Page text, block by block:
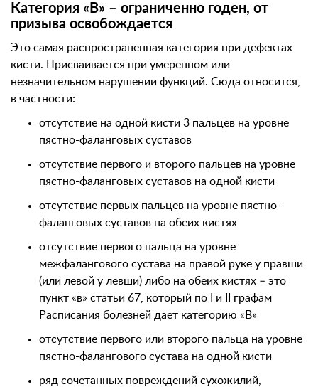
Категория «В» – ограниченно годен, от
призыва освобождается
Это самая распространенная категория при дефектах
кисти. Присваивается при умеренном или
незначительном нарушении функций. Сюда относится,
в частности:
отсутствие на одной кисти 3 пальцев на уровне
пястно-фаланговых суставов
отсутствие первого и второго пальцев на уровне
пястно-фаланговых суставов на одной кисти
отсутствие первых пальцев на уровне пястно-
фаланговых суставов на обеих кистях
отсутствие первого пальца на уровне
межфалангового сустава на правой руке у правши
(или левой у левши) либо на обеих кистях – это
пункт «в» статьи 67, который по I и II графам
Расписания болезней дает категорию «В»
отсутствие первого или второго пальца на уровне
пястно-фалангового сустава на одной кисти
ряд сочетанных повреждений сухожилий,